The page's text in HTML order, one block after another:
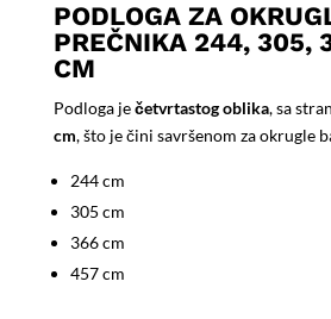
PODLOGA ZA
PREČNIKA 244, 305,
CM
Podloga ječetvrtastog oblika, sa
cm, što je čini savršenom za okrugle
244 cm
305 cm
366 cm
457 cm